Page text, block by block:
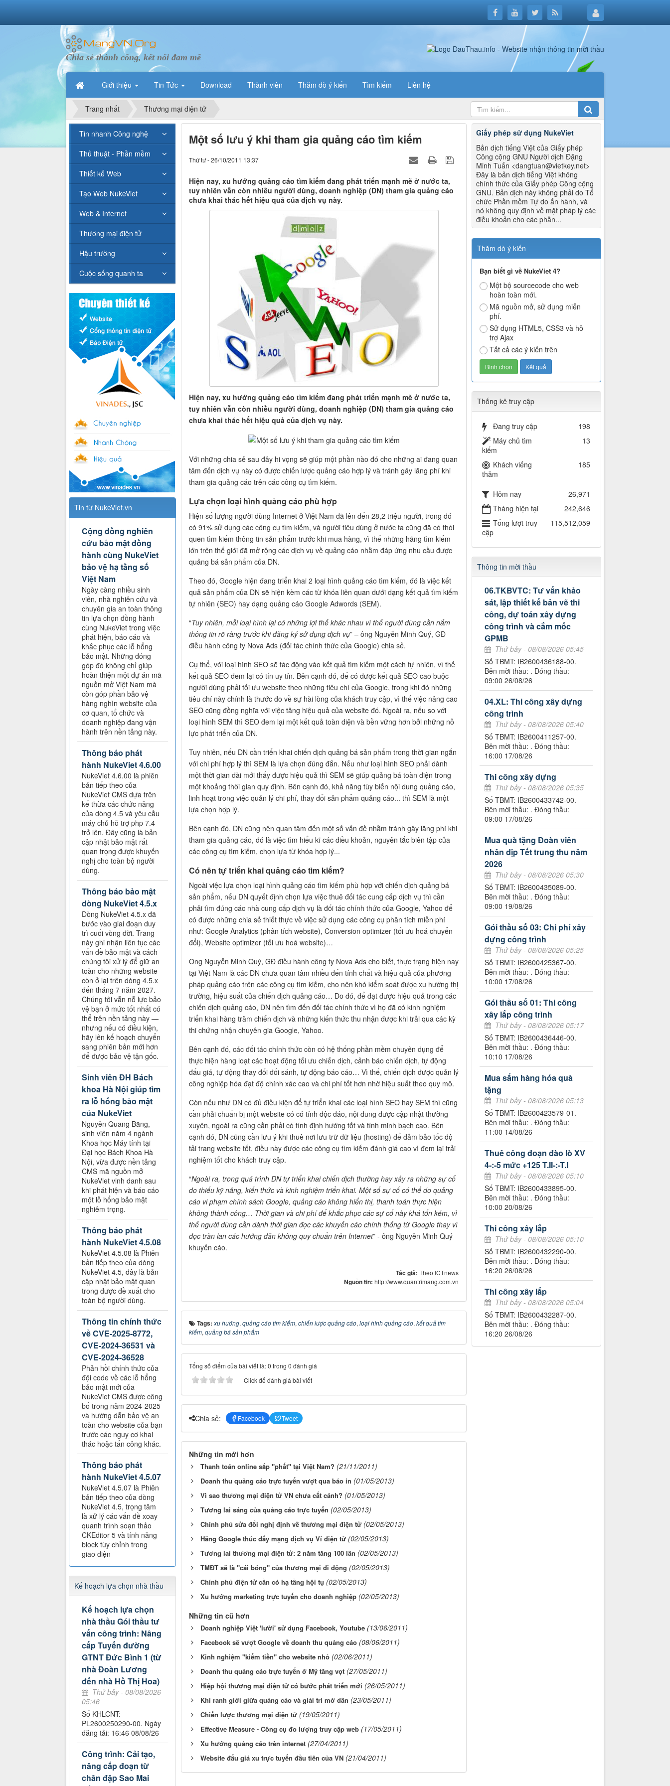
Chia sẻ thành công, kết nối đam mê
Giới thiệu Tin Tức Download Thành viên Thăm dò ý kiến Tìm kiếm Liên hệ
Trang nhất Thương mại điện tử
Một số lưu ý khi tham gia quảng cáo tìm kiếm
Thứ tư - 26/10/2011 13:37
Hiện nay, xu hướng quảng cáo tìm kiếm đang phát triển mạnh mẽ ở nước ta,
tuy nhiên vẫn còn nhiều người dùng, doanh nghiệp (DN) tham gia quảng cáo
chưa khai thác hết hiệu quả của dịch vụ này.
Hiện nay, xu hướng quảng cáo tìm kiếm đang phát triển mạnh mẽ ở nước ta,
tuy nhiên vẫn còn nhiều người dùng, doanh nghiệp (DN) tham gia quảng cáo
chưa khai thác hết hiệu quả của dịch vụ này.
Với những chia sẻ sau đây hi vọng sẽ giúp một phần nào đó cho những ai đang quan
tâm đến dịch vụ này có được chiến lược quảng cáo hợp lý và tránh gây lãng phí khi
tham gia quảng cáo trên các công cụ tìm kiếm.
Lựa chọn loại hình quảng cáo phù hợp
Hiện số lượng người dùng Internet ở Việt Nam đã lên đến 28,2 triệu người, trong đó
có 91% sử dụng các công cụ tìm kiếm, và người tiêu dùng ở nước ta cũng đã có thói
quen tìm kiếm thông tin sản phẩm trước khi mua hàng, vì thế những hãng tìm kiếm
lớn trên thế giới đã mở rộng các dịch vụ về quảng cáo nhằm đáp ứng nhu cầu được
quảng bá sản phẩm của DN.
Theo đó, Google hiện đang triển khai 2 loại hình quảng cáo tìm kiếm, đó là việc kết
quả sản phẩm của DN sẽ hiện kèm các từ khóa liên quan dưới dạng kết quả tìm kiếm
tự nhiên (SEO) hay dạng quảng cáo Google Adwords (SEM).
“Tuy nhiên, mỗi loại hình lại có những lợi thế khác nhau vì thế người dùng cần nắm
thông tin rõ ràng trước khi đăng ký sử dụng dịch vụ” – ông Nguyễn Minh Quý, GĐ
điều hành công ty Nova Ads (đối tác chính thức của Google) chia sẻ.
Cụ thể, với loại hình SEO sẽ tác động vào kết quả tìm kiếm một cách tự nhiên, vì thế
kết quả SEO đem lại có tín uy tín. Bên cạnh đó, để có được kết quả SEO cao buộc
người dùng phải tối ưu website theo những tiêu chí của Google, trong khi đó những
tiêu chí này chính là thước đo về sự hài lòng của khách truy cập, vì thế việc nâng cao
SEO cũng đồng nghĩa với việc tăng hiệu quả của website đó. Ngoài ra, nếu so với
loại hình SEM thì SEO đem lại một kết quả toàn diện và bền vững hơn bởi những nỗ
lực phát triển của DN.
Tuy nhiên, nếu DN cần triển khai chiến dịch quảng bá sản phẩm trong thời gian ngắn
với chi phí hợp lý thì SEM là lựa chọn đúng đắn. Nếu như loại hình SEO phải dành
một thời gian dài mới thấy được hiệu quả thì SEM sẽ giúp quảng bá toàn diện trong
một khoảng thời gian quy định. Bên cạnh đó, khả năng tùy biến nội dung quảng cáo,
linh hoạt trong việc quản lý chi phí, thay đổi sản phẩm quảng cáo... thì SEM là một
lựa chọn hợp lý.
Bên cạnh đó, DN cũng nên quan tâm đến một số vấn đề nhằm tránh gây lãng phí khi
tham gia quảng cáo, đó là việc tìm hiểu kĩ các điều khoản, nguyên tắc biên tập của
các công cụ tìm kiếm, chọn lựa từ khóa hợp lý...
Có nên tự triển khai quảng cáo tìm kiếm?
Ngoài việc lựa chọn loại hình quảng cáo tìm kiếm phù hợp với chiến dịch quảng bá
sản phẩm, nếu DN quyết định chọn lựa việc thuê đối tác cung cấp dịch vụ thì cần
phải tìm đúng các nhà cung cấp dịch vụ là đối tác chính thức của Google, Yahoo để
có được những chia sẻ thiết thực về việc sử dụng các công cụ phân tích miễn phí
như: Google Analytics (phân tích website), Conversion optimizer (tối ưu hoá chuyển
đổi), Website optimizer (tối ưu hoá website)…
Ông Nguyễn Minh Quý, GĐ điều hành công ty Nova Ads cho biết, thực trạng hiện nay
tại Việt Nam là các DN chưa quan tâm nhiều đến tính chất và hiệu quả của phương
pháp quảng cáo trên các công cụ tìm kiếm, cho nên khó kiểm soát được xu hướng thị
trường, hiệu suất của chiến dịch quảng cáo… Do đó, để đạt được hiệu quả trong các
chiến dịch quảng cáo, DN nên tìm đến đối tác chính thức vì họ đã có kinh nghiệm
triển khai hàng trăm chiến dịch và những kiến thức thu nhận được khi trải qua các kỳ
thi chứng nhận chuyên gia Google, Yahoo.
Bên cạnh đó, các đối tác chính thức còn có hệ thống phần mềm chuyên dụng để
thực hiện hàng loạt các hoạt động tối ưu chiến dịch, cảnh báo chiến dịch, tự động
đấu giá, tự động thay đổi đối sánh, tự động báo cáo… Vì thế, chiến dịch được quản lý
công nghiệp hóa đạt độ chính xác cao và chi phí tốt hơn nhờ hiệu suất theo quy mô.
Còn nếu như DN có đủ điều kiện để tự triển khai các loại hình SEO hay SEM thì cũng
cần phải chuẩn bị một website có có tính độc đáo, nội dung được cập nhật thường
xuyên, ngoài ra cũng cần phải có tính định hướng tốt và tính minh bạch cao. Bên
cạnh đó, DN cũng cần lưu ý khi thuê nơi lưu trữ dữ liệu (hosting) để đảm bảo tốc độ
tải trang website tốt, điều này được các công cụ tìm kiếm đánh giá cao vì đem lại trải
nghiệm tốt cho khách truy cập.
“Ngoài ra, trong quá trình DN tự triển khai chiến dịch thường hay xảy ra những sự cố
do thiếu kỹ năng, kiến thức và kinh nghiệm triển khai. Một số sự cố có thể do quảng
cáo vi phạm chính sách Google, quảng cáo không hiển thị, thanh toán thực hiện
không thành công… Thời gian và chi phí để khắc phục các sự cố này khá tốn kém, vì
thế người dùng cần dành thời gian đọc các khuyến cáo chính thống từ Google thay vì
đọc tràn lan các hướng dẫn không quy chuẩn trên Internet” - ông Nguyễn Minh Quý
khuyến cáo.
Tác giả:Theo ICTnews
Nguồn tin:http://www.quantrimang.com.vn
Tags: xu hướng, quảng cáo tìm kiếm, chiến lược quảng cáo, loại hình quảng cáo, kết quả tìm
kiếm, quảng bá sản phẩm
Tổng số điểm của bài viết là: 0 trong 0 đánh giá
Click để đánh giá bài viết
Chia sẻ: Facebook Tweet
Những tin mới hơn
Thanh toán online sắp "phất" tại Việt Nam? (21/11/2011)
Doanh thu quảng cáo trực tuyến vượt qua báo in (01/05/2013)
Vì sao thương mại điện tử VN chưa cất cánh? (01/05/2013)
Tương lai sáng của quảng cáo trực tuyến (02/05/2013)
Chính phủ sửa đổi nghị định về thương mại điện tử (02/05/2013)
Hãng Google thúc đẩy mạng dịch vụ Ví điện tử (02/05/2013)
Tương lai thương mại điện tử: 2 năm tăng 100 lần (02/05/2013)
TMĐT sẽ là "cái bóng" của thương mại di động (02/05/2013)
Chính phủ điện tử cần có hạ tầng hội tụ (02/05/2013)
Xu hướng marketing trực tuyến cho doanh nghiệp (02/05/2013)
Những tin cũ hơn
Doanh nghiệp Việt 'lười' sử dụng Facebook, Youtube (13/06/2011)
Facebook sẽ vượt Google về doanh thu quảng cáo (08/06/2011)
Kinh nghiệm "kiếm tiền" cho website nhỏ (02/06/2011)
Doanh thu quảng cáo trực tuyến ở Mỹ tăng vọt (27/05/2011)
Hiệp hội thương mại điện tử có bước phát triển mới (26/05/2011)
Khi ranh giới giữa quảng cáo và giải trí mờ dần (23/05/2011)
Chiến lược thương mại điện tử (19/05/2011)
Effective Measure - Công cụ đo lượng truy cập web (17/05/2011)
Xu hướng quảng cáo trên internet (27/04/2011)
Website đấu giá xu trực tuyến đầu tiên của VN (21/04/2011)
Giấy phép sử dụng NukeViet
Bản dịch tiếng Việt của Giấy phép
Công cộng GNU Người dịch Đặng
Minh Tuấn <dangtuan@vietkey.net>
Đây là bản dịch tiếng Việt không
chính thức của Giấy phép Công cộng
GNU. Bản dịch này không phải do Tổ
chức Phần mềm Tự do ấn hành, và
nó không quy định về mặt pháp lý các
điều khoản cho các phần...
Thăm dò ý kiến
Bạn biết gì về NukeViet 4?
Một bộ sourcecode cho web
hoàn toàn mới.
Mã nguồn mở, sử dụng miễn
phí.
Sử dụng HTML5, CSS3 và hỗ
trợ Ajax
Tất cả các ý kiến trên
Thống kê truy cập
Đang truy cập
198
Máy chủ tìm
kiếm
13
Khách viếng
thăm
185
Hôm nay
26,971
Tháng hiện tại
242,646
Tổng lượt truy
cập
115,512,059
Thông tin mời thầu
06.TKBVTC: Tư vấn khảo
sát, lập thiết kế bản vẽ thi
công, dự toán xây dựng
công trình và cắm mốc
GPMB
Thứ bảy - 08/08/2026 05:45
Số TBMT: IB2600436188-00.
Bên mời thầu: . Đóng thầu:
09:00 26/08/26
04.XL: Thi công xây dựng
công trình
Thứ bảy - 08/08/2026 05:40
Số TBMT: IB2600411257-00.
Bên mời thầu: . Đóng thầu:
16:00 17/08/26
Thi công xây dựng
Thứ bảy - 08/08/2026 05:35
Số TBMT: IB2600433742-00.
Bên mời thầu: . Đóng thầu:
09:00 17/08/26
Mua quà tặng Đoàn viên
nhân dịp Tết trung thu năm
2026
Thứ bảy - 08/08/2026 05:30
Số TBMT: IB2600435089-00.
Bên mời thầu: . Đóng thầu:
09:00 19/08/26
Gói thầu số 03: Chi phí xây
dựng công trình
Thứ bảy - 08/08/2026 05:25
Số TBMT: IB2600425367-00.
Bên mời thầu: . Đóng thầu:
10:00 17/08/26
Gói thầu số 01: Thi công
xây lắp công trình
Thứ bảy - 08/08/2026 05:17
Số TBMT: IB2600436446-00.
Bên mời thầu: . Đóng thầu:
10:10 17/08/26
Mua sắm hàng hóa quà
tặng
Thứ bảy - 08/08/2026 05:13
Số TBMT: IB2600423579-01.
Bên mời thầu: . Đóng thầu:
11:00 14/08/26
Thuê công đoạn đào lò XV
4-:-5 mức +125 T.II-:-T.I
Thứ bảy - 08/08/2026 05:10
Số TBMT: IB2600433895-00.
Bên mời thầu: . Đóng thầu:
10:00 20/08/26
Thi công xây lắp
Thứ bảy - 08/08/2026 05:10
Số TBMT: IB2600432290-00.
Bên mời thầu: . Đóng thầu:
16:20 26/08/26
Thi công xây lắp
Thứ bảy - 08/08/2026 05:04
Số TBMT: IB2600432287-00.
Bên mời thầu: . Đóng thầu:
16:20 26/08/26
Tin nhanh Công nghệ
Thủ thuật - Phần mềm
Thiết kế Web
Tạo Web NukeViet
Web & Internet
Thương mại điện tử
Hậu trường
Cuộc sống quanh ta
Tin từ NukeViet.vn
Cộng đồng nghiên
cứu bảo mật đồng
hành cùng NukeViet
bảo vệ hạ tầng số
Việt Nam
Ngày càng nhiều sinh
viên, nhà nghiên cứu và
chuyên gia an toàn thông
tin lựa chọn đồng hành
cùng NukeViet trong việc
phát hiện, báo cáo và
khắc phục các lỗ hổng
bảo mật. Những đóng
góp đó không chỉ giúp
hoàn thiện một dự án mã
nguồn mở Việt Nam mà
còn góp phần bảo vệ
hàng nghìn website của
cơ quan, tổ chức và
doanh nghiệp đang vận
hành trên nền tảng này.
Thông báo phát
hành NukeViet 4.6.00
NukeViet 4.6.00 là phiên
bản tiếp theo của
NukeViet CMS dựa trên
kế thừa các chức năng
của dòng 4.5 và yêu cầu
máy chủ hỗ trợ php 7.4
trở lên. Đây cũng là bản
cập nhật bảo mật rất
quan trọng được khuyến
nghị cho toàn bộ người
dùng.
Thông báo bảo mật
dòng NukeViet 4.5.x
Dòng NukeViet 4.5.x đã
bước vào giai đoạn duy
trì cuối vòng đời. Trang
này ghi nhận liên tục các
vấn đề bảo mật và cách
chúng tôi xử lý để giữ an
toàn cho những website
còn ở lại trên dòng 4.5.x
đến tháng 7 năm 2027.
Chúng tôi vẫn nỗ lực bảo
vệ bạn ở mức tốt nhất có
thể trên nền tảng này —
nhưng nếu có điều kiện,
hãy lên kế hoạch chuyển
sang phiên bản mới hơn
để được bảo vệ tận gốc.
Sinh viên ĐH Bách
khoa Hà Nội giúp tìm
ra lỗ hổng bảo mật
của NukeViet
Nguyễn Quang Bằng,
sinh viên năm 4 ngành
Khoa học Máy tính tại
Đại học Bách Khoa Hà
Nội, vừa được nền tảng
CMS mã nguồn mở
NukeViet vinh danh sau
khi phát hiện và báo cáo
một lỗ hổng bảo mật
nghiêm trọng.
Thông báo phát
hành NukeViet 4.5.08
NukeViet 4.5.08 là Phiên
bản tiếp theo của dòng
NukeViet 4.5, đây là bản
cập nhật bảo mật quan
trong được đề xuất cho
toàn bộ người dùng.
Thông tin chính thức
về CVE-2025-8772,
CVE-2024-36531 và
CVE-2024-36528
Phản hồi chính thức của
đội code về các lỗ hổng
bảo mật mới của
NukeViet CMS được công
bố trong năm 2024-2025
và hướng dẫn bảo vệ an
toàn cho website của bạn
trước các nguy cơ khai
thác hoặc tấn công khác.
Thông báo phát
hành NukeViet 4.5.07
NukeViet 4.5.07 là Phiên
bản tiếp theo của dòng
NukeViet 4.5, trọng tâm
là xử lý các vấn đề xoay
quanh trình soạn thảo
CKEditor 5 và tính năng
block tùy chỉnh trong
giao diện
Kế hoạch lựa chọn nhà thầu
Kế hoạch lựa chọn
nhà thầu Gói thầu tư
vấn công trình: Nâng
cấp Tuyến đường
GTNT Đức Bình 1 (từ
nhà Đoàn Lương
đến nhà Hồ Thị Hoa)
Thứ bảy - 08/08/2026
05:46
Số KHLCNT:
PL2600250290-00. Ngày
đăng tải: 16:46 08/08/26
Công trình: Cải tạo,
nâng cấp đoạn từ
chân đập Sao Mai